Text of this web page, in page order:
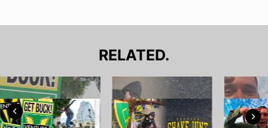
RELATED.